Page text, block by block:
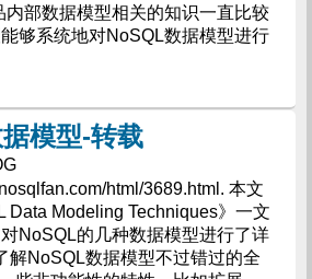
部数据模型相关的知识一直比较
够系统地对NoSQL数据模型进行
模型-转载
html/3689.html. 本文
Data Modeling Techniques》一文
NoSQL的几种数据模型进行了详
解NoSQL数据模型不过错过的全